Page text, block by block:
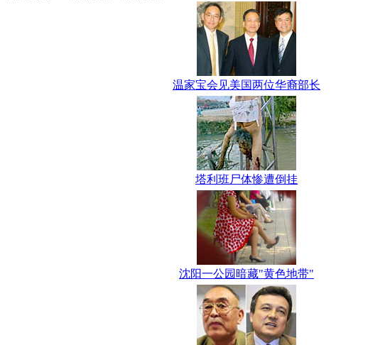
温家宝会见美国两位华裔部长
塔利班尸体惨遭倒挂
沈阳一公园暗藏"黄色地带"